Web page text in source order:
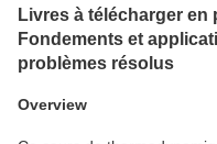
Livres à télécharger en
Fondements et
problèmes résolus
Overview